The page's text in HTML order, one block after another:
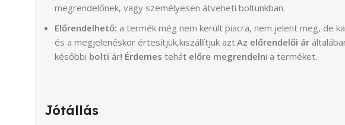
megrendelőnek, vagy személyesen átveheti boltunkban.
Előrendelhető: a termék még nem került piacra, nem jelent meg, de
és a megjelenéskor értesítjük,kiszállítjuk azt.Az előrendelői ár
későbbi bolti ár! Érdemes tehát előre megrendelni a terméket.
Jótállás